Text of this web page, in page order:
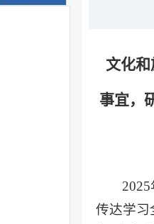
文化
事宜，
传达学习